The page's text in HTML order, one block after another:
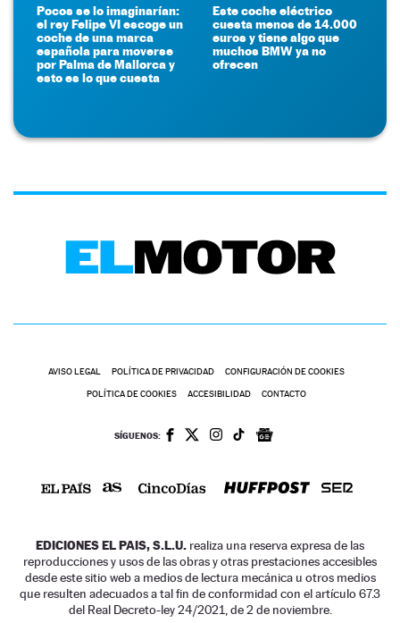
Pocos se lo imaginarían:
el rey Felipe VI escoge un
coche de una marca
española para moverse
por Palma de Mallorca y
esto es lo que cuesta
Este coche eléctrico
cuesta menos de 14.000
euros y tiene algo que
muchos BMW ya no
ofrecen
AVISO LEGAL POLÍTICA DE PRIVACIDAD CONFIGURACIÓN DE COOKIES
POLÍTICA DE COOKIES ACCESIBILIDAD CONTACTO
SÍGUENOS:
EDICIONES EL PAIS, S.L.U. realiza una reserva expresa de las
reproducciones y usos de las obras y otras prestaciones accesibles
desde este sitio web a medios de lectura mecánica u otros medios
que resulten adecuados a tal fin de conformidad con el artículo 67.3
del Real Decreto-ley 24/2021, de 2 de noviembre.